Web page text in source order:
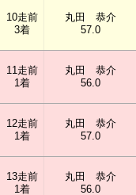
10走前
3着
丸田 恭介
57.0
11走前
1着
丸田 恭介
56.0
12走前
1着
丸田 恭介
57.0
13走前
1着
丸田 恭介
56.0